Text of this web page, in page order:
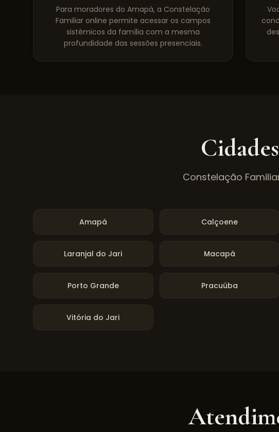
Para moradores do Amapá, a Constelação
Familiar online permite acessar os campos
sistêmicos da família com a mesma
profundidade das sessões presenciais.
Constelação
Amapá Calçoene
Laranjal do Jari Macapá
Porto Grande Pracuúba
Vitória do Jari